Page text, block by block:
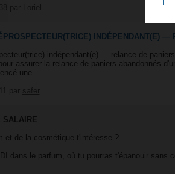
INDÉPENDANT(E) —
indépendant(e) — relance de
assurer la relance de paniers abandonnés
une …
SALAIRE
et de la cosmétique t'intéresse ?
dans le parfum, où tu pourras t'épanouir sans